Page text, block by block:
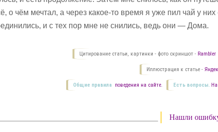
о чём мечтал, а через какое-то время я уже пил чай у них
и с тех пор мне не снились, ведь они — Дома.
Цитирование статьи, картинки - фото скриншот - Rambler
Иллюстрация к статье -
Есть вопросы.
Общие правила поведения на сайте.
Нашли